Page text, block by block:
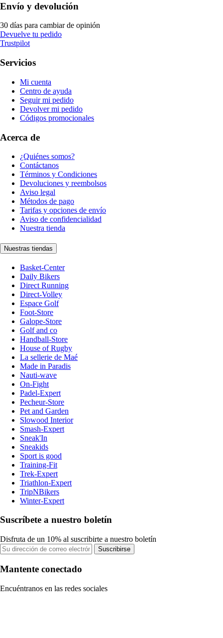
Envío y devolución
30 días para cambiar de opinión
Devuelve tu pedido
Trustpilot
Servicios
Mi cuenta
Centro de ayuda
Seguir mi pedido
Devolver mi pedido
Códigos promocionales
Acerca de
¿Quiénes somos?
Contáctanos
Términos y Condiciones
Devoluciones y reembolsos
Aviso legal
Métodos de pago
Tarifas y opciones de envío
Aviso de confidencialidad
Nuestra tienda
Nuestras tiendas
Basket-Center
Daily Bikers
Direct Running
Direct-Volley
Espace Golf
Foot-Store
Galope-Store
Golf and co
Handball-Store
House of Rugby
La sellerie de Maé
Made in Paradis
Nauti-wave
On-Fight
Padel-Expert
Pecheur-Store
Pet and Garden
Slowood Interior
Smash-Expert
Sneak'In
Sneakids
Sport is good
Training-Fit
Trek-Expert
Triathlon-Expert
TripNBikers
Winter-Expert
Suscríbete a nuestro boletín
Disfruta de un 10% al suscribirte a nuestro boletín
Suscribirse
Mantente conectado
Encuéntranos en las redes sociales